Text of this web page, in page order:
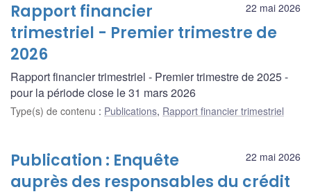
22 mai 2026
Rapport financier
trimestriel - Premier trimestre de
2026
Rapport financier trimestriel - Premier trimestre de 2025 -
pour la période close le 31 mars 2026
Type(s) de contenu : Publications, Rapport financier trimestriel
22 mai 2026
Publication : Enquête
auprès des responsables du crédit